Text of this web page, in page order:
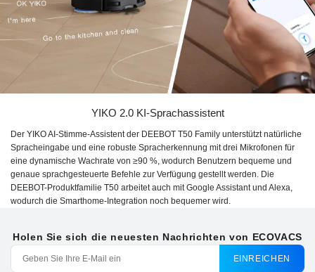
YIKO 2.0 KI-Sprachassistent
Der YIKO AI-Stimme-Assistent der DEEBOT T50 Family unterstützt natürliche
Spracheingabe und eine robuste Spracherkennung mit drei Mikrofonen für
eine dynamische Wachrate von ≥90 %, wodurch Benutzern bequeme und
genaue sprachgesteuerte Befehle zur Verfügung gestellt werden. Die
DEEBOT-Produktfamilie T50 arbeitet auch mit Google Assistant und Alexa,
wodurch die Smarthome-Integration noch bequemer wird.
Holen Sie sich die neuesten Nachrichten von ECOVACS
EINREICHEN